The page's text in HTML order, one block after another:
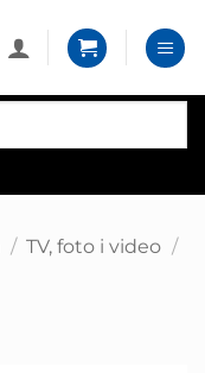
/ TV, foto i video /